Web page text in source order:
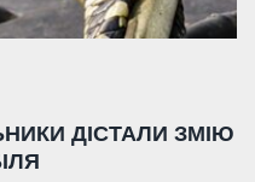
ДІСТАЛИ ЗМІЮ